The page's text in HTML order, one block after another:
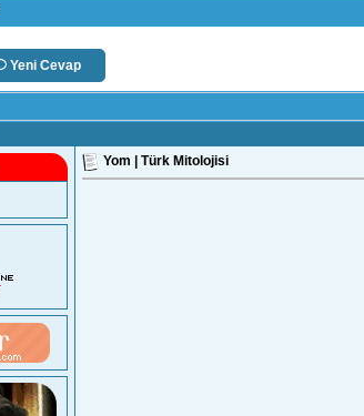
Yeni Cevap
Yom | Türk Mitolojisi